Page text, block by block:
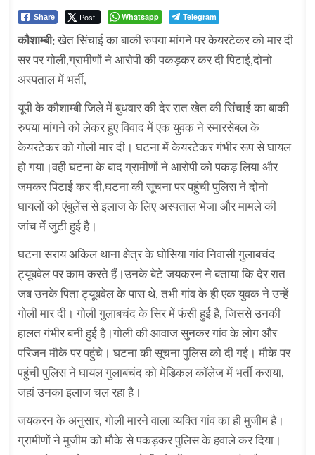
Share Post Whatsapp Telegram
कौशाम्बी:खेत सिंचाई का बाकी रुपया मांगने पर केयरटेकर को मार दी
सर पर गोली,ग्रामीणों ने आरोपी की पकड़कर कर दी पिटाई,दोनो
अस्पताल में भर्ती,
यूपी के कौशाम्बी जिले में बुधवार की देर रात खेत की सिंचाई का बाकी
रुपया मांगने को लेकर हुए विवाद में एक युवक ने स्मारसेबल के
केयरटेकर को गोली मार दी। घटना में केयरटेकर गंभीर रूप से घायल
हो गया।वही घटना के बाद ग्रामीणों ने आरोपी को पकड़ लिया और
जमकर पिटाई कर दी,घटना की सूचना पर पहुंची पुलिस ने दोनो
घायलों को एंबुलेंस से इलाज के लिए अस्पताल भेजा और मामले की
जांच में जुटी हुई है।
घटना सराय अकिल थाना क्षेत्र के घोसिया गांव निवासी गुलाबचंद
ट्यूबवेल पर काम करते हैं।उनके बेटे जयकरन ने बताया कि देर रात
जब उनके पिता ट्यूबवेल के पास थे, तभी गांव के ही एक युवक ने उन्हें
गोली मार दी। गोली गुलाबचंद के सिर में फंसी हुई है, जिससे उनकी
हालत गंभीर बनी हुई है।गोली की आवाज सुनकर गांव के लोग और
परिजन मौके पर पहुंचे। घटना की सूचना पुलिस को दी गई। मौके पर
पहुंची पुलिस ने घायल गुलाबचंद को मेडिकल कॉलेज में भर्ती कराया,
जहां उनका इलाज चल रहा है।
जयकरन के अनुसार, गोली मारने वाला व्यक्ति गांव का ही मुजीम है।
ग्रामीणों ने मुजीम को मौके से पकड़कर पुलिस के हवाले कर दिया।